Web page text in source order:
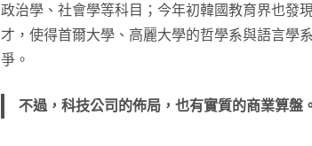
政治學、社會學等科目；今年初韓國教育界也發
才，使得首爾大學、高麗大學的哲學系與語言學
爭。
不過，科技公司的佈局，也有實質的商業算盤。